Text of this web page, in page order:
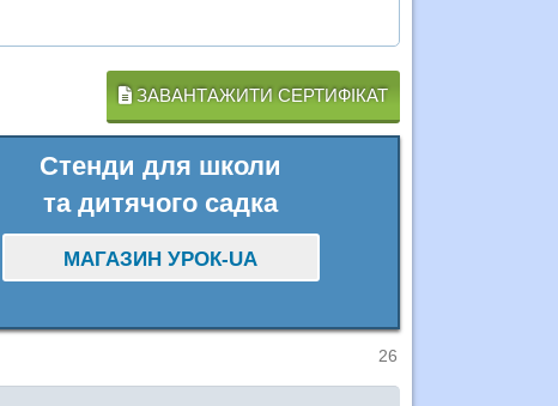
ЗАВАНТАЖИТИ СЕРТИФІКАТ
Стенди для школи
та дитячого садка
МАГАЗИН УРОК-UA
26